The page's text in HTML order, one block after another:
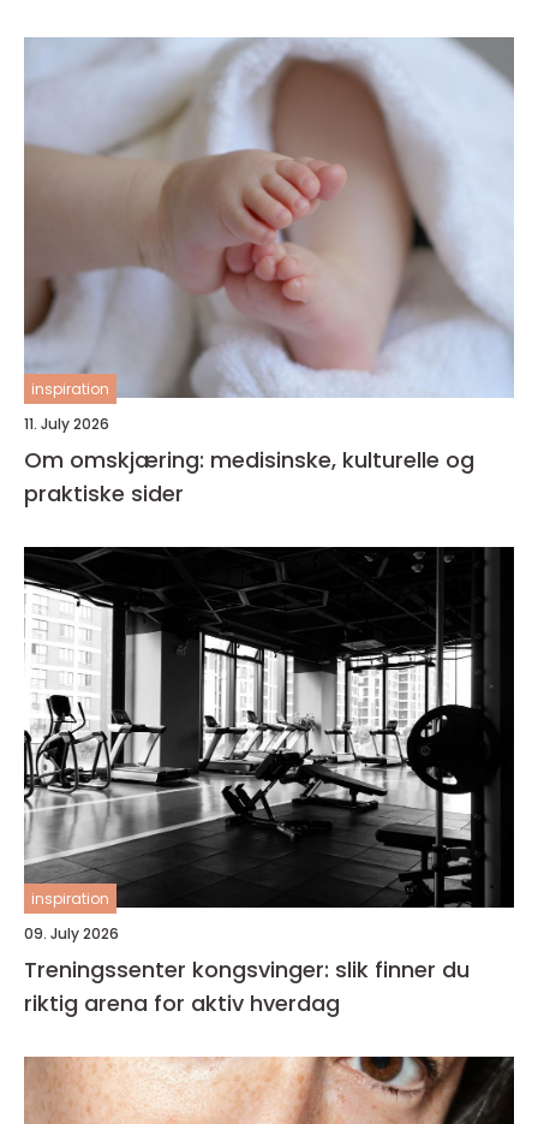
inspiration
11. July 2026
Om omskjæring: medisinske, kulturelle og
praktiske sider
inspiration
09. July 2026
Treningssenter kongsvinger: slik finner du
riktig arena for aktiv hverdag